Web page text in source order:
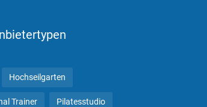
Hochseilgarten
Trainer Pilatesstudio